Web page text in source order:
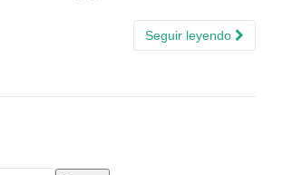
Seguir leyendo